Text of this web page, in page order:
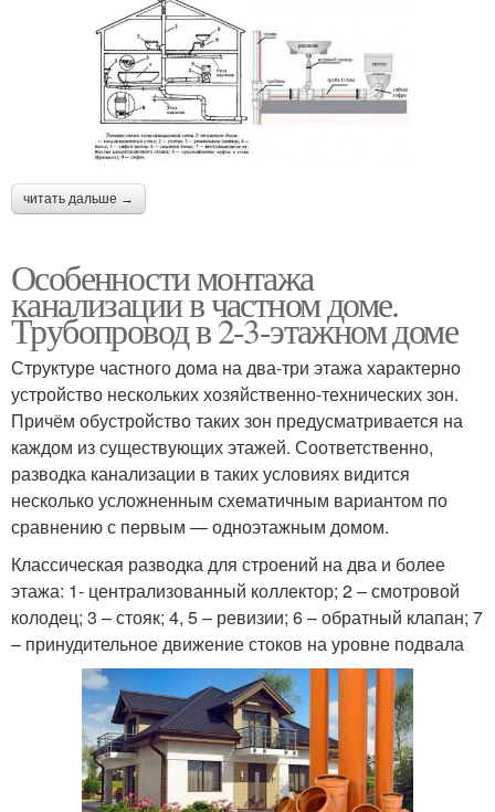
читать дальше →
Особенности монтажа
канализации в частном доме.
Трубопровод в 2-3-этажном доме
Структуре частного дома на два-три этажа характерно
устройство нескольких хозяйственно-технических зон.
Причём обустройство таких зон предусматривается на
каждом из существующих этажей. Соответственно,
разводка канализации в таких условиях видится
несколько усложненным схематичным вариантом по
сравнению с первым — одноэтажным домом.
Классическая разводка для строений на два и более
этажа: 1- централизованный коллектор; 2 – смотровой
колодец; 3 – стояк; 4, 5 – ревизии; 6 – обратный клапан; 7
– принудительное движение стоков на уровне подвала